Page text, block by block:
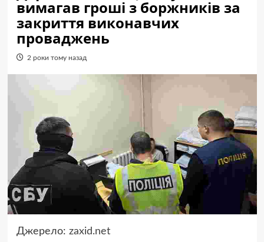
вимагав гроші з боржників за
закриття виконавчих
проваджень
2 роки тому назад
Джерело: zaxid.net